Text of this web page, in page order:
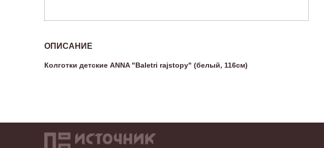
ОПИСАНИЕ
Колготки детские ANNA "Baletri rajstopy" (белый, 116см)